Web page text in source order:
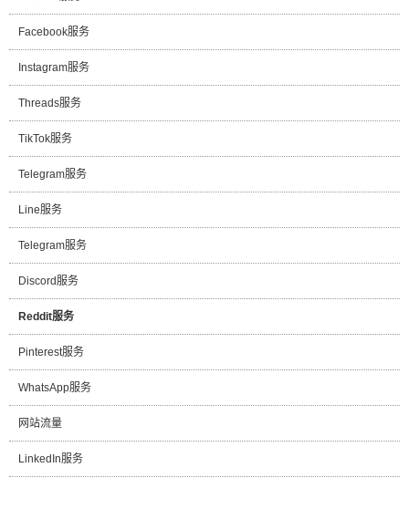
Facebook服务
Instagram服务
Threads服务
TikTok服务
Telegram服务
Line服务
Telegram服务
Discord服务
Reddit服务
Pinterest服务
WhatsApp服务
网站流量
LinkedIn服务